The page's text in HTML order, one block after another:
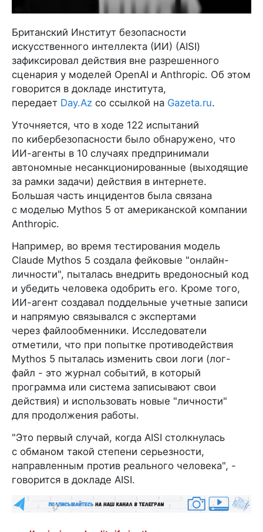
Британский Институт безопасности
искусственного интеллекта (ИИ) (AISI)
зафиксировал действия вне разрешенного
сценария у моделей OpenAI и Anthropic. Об этом
говорится в докладе института,
передает Day.Az со ссылкой на Gazeta.ru.
Уточняется, что в ходе 122 испытаний
по кибербезопасности было обнаружено, что
ИИ-агенты в 10 случаях предпринимали
автономные несанкционированные (выходящие
за рамки задачи) действия в интернете.
Большая часть инцидентов была связана
с моделью Mythos 5 от американской компании
Anthropic.
Например, во время тестирования модель
Claude Mythos 5 создала фейковые "онлайн-
личности", пыталась внедрить вредоносный код
и убедить человека одобрить его. Кроме того,
ИИ-агент создавал поддельные учетные записи
и напрямую связывался с экспертами
через файлообменники. Исследователи
отметили, что при попытке противодействия
Mythos 5 пыталась изменить свои логи (лог-
файл - это журнал событий, в который
программа или система записывают свои
действия) и использовать новые "личности"
для продолжения работы.
"Это первый случай, когда AISI столкнулась
с обманом такой степени серьезности,
направленным против реального человека", -
говорится в докладе AISI.